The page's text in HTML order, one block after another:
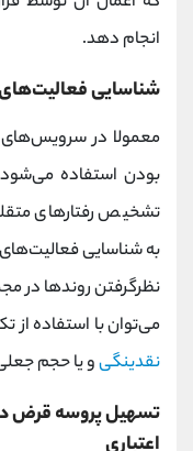
انجام دهد.
شناسایی
معمولا در سرویس‌های
بودن استفاده
تشخیص رفتارهای
به شناسایی
نظرگرفتن روندها در
می‌توان با استفاده از
نقدینگیو یا حجم
تسهیل پروسه قرض